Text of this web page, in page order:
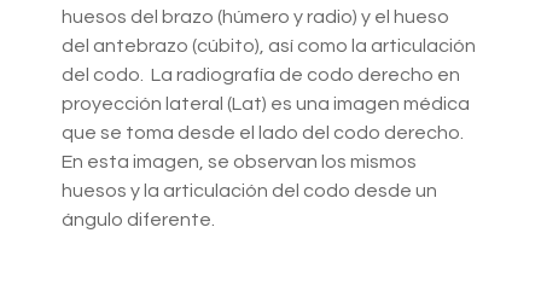
huesos del brazo (húmero y radio) y el hueso
del antebrazo (cúbito), así como la articulación
del codo. La radiografía de codo derecho en
proyección lateral (Lat) es una imagen médica
que se toma desde el lado del codo derecho.
En esta imagen, se observan los mismos
huesos y la articulación del codo desde un
ángulo diferente.